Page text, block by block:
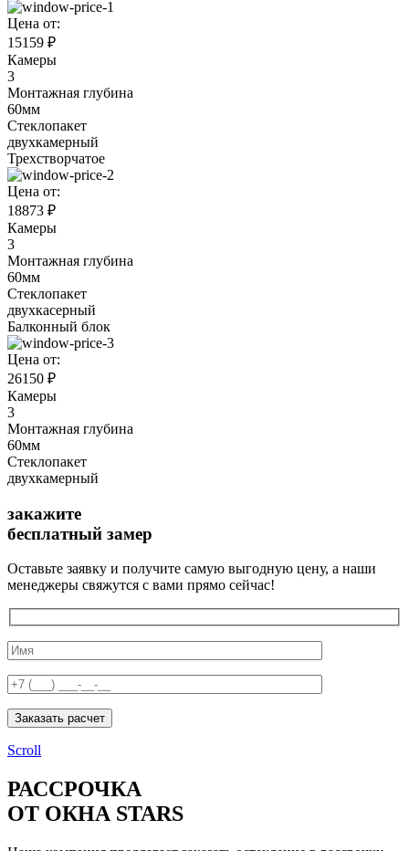
Цена от:
15159 ₽
Камеры
3
Монтажная глубина
60мм
Стеклопакет
двухкамерный
Трехстворчатое
Цена от:
18873 ₽
Камеры
3
Монтажная глубина
60мм
Стеклопакет
двухкасерный
Балконный блок
Цена от:
26150 ₽
Камеры
3
Монтажная глубина
60мм
Стеклопакет
двухкамерный
закажите
бесплатный замер
Оставьте заявку и получите самую выгодную цену, а наши
менеджеры свяжутся с вами прямо сейчас!
Заказать расчет
Scroll
РАССРОЧКА
ОТ ОКНА STARS